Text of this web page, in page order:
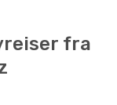
fra